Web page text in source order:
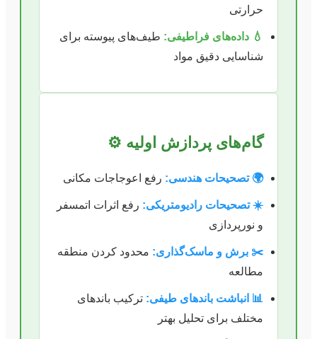
حرارتی
💧 داده‌های فراطیفی: طیف‌های پیوسته برای
شناسایی دقیق مواد
گام‌های پردازش اولیه ⚙️
🌍 تصحیحات هندسی: رفع اعوجاجات مکانی
☀️ تصحیحات رادیومتریکی: رفع اثرات اتمسفر
و نورپردازی
✂️ برش و ماسک‌گذاری: محدود کردن منطقه
مطالعه
📊 انباشت باندهای طیفی: ترکیب باندهای
مختلف برای تحلیل بهتر